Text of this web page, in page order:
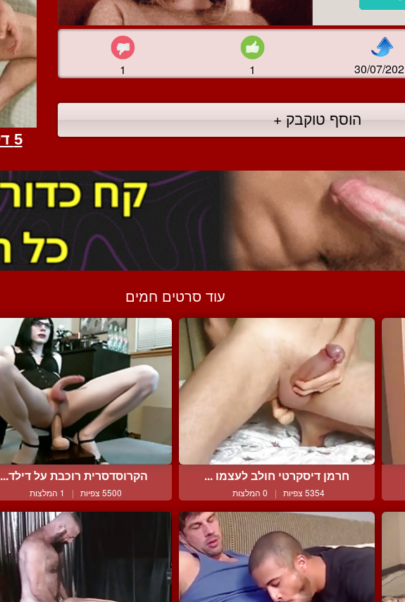
1 1 30/07/
הוסף טוקבק +
עוד סרטים חמים
חרמן דיסקרטי חולב לעצמו ...
5354 צפיות | 0 המלצות
הקרוסדסרית רוכבת על דילד...
5500 צפיות | 1 המלצות